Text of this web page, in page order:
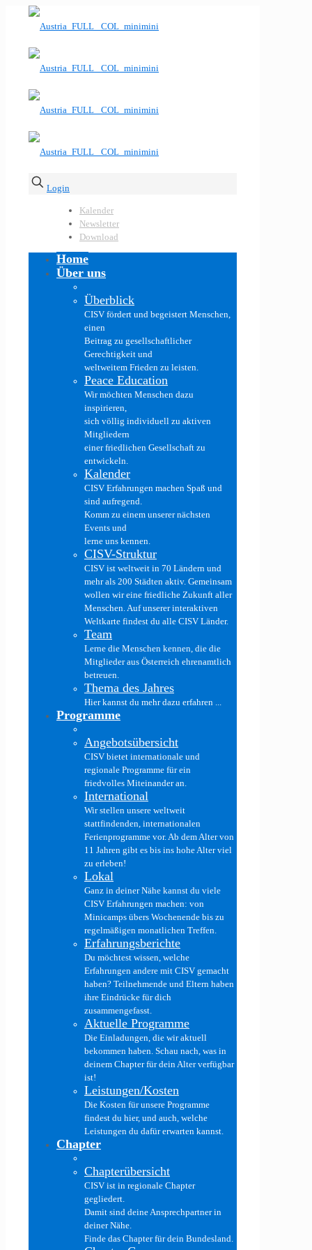
Login
Kalender
Newsletter
Download
Home
Über uns
Überblick
CISV fördert und begeistert Menschen,
einen
Beitrag zu gesellschaftlicher
Gerechtigkeit und
weltweitem Frieden zu leisten.
Peace Education
Wir möchten Menschen dazu
inspirieren,
sich völlig individuell zu aktiven
Mitgliedern
einer friedlichen Gesellschaft zu
entwickeln.
Kalender
CISV Erfahrungen machen Spaß und
sind aufregend.
Komm zu einem unserer nächsten
Events und
lerne uns kennen.
CISV-Struktur
CISV ist weltweit in 70 Ländern und
mehr als 200 Städten aktiv. Gemeinsam
wollen wir eine friedliche Zukunft aller
Menschen. Auf unserer interaktiven
Weltkarte findest du alle CISV Länder.
Team
Lerne die Menschen kennen, die die
Mitglieder aus Österreich ehrenamtlich
betreuen.
Thema des Jahres
Hier kannst du mehr dazu erfahren ...
Programme
Angebotsübersicht
CISV bietet internationale und
regionale Programme für ein
friedvolles Miteinander an.
International
Wir stellen unsere weltweit
stattfindenden, internationalen
Ferienprogramme vor. Ab dem Alter von
11 Jahren gibt es bis ins hohe Alter viel
zu erleben!
Lokal
Ganz in deiner Nähe kannst du viele
CISV Erfahrungen machen: von
Minicamps übers Wochenende bis zu
regelmäßigen monatlichen Treffen.
Erfahrungsberichte
Du möchtest wissen, welche
Erfahrungen andere mit CISV gemacht
haben? Teilnehmende und Eltern haben
ihre Eindrücke für dich
zusammengefasst.
Aktuelle Programme
Die Einladungen, die wir aktuell
bekommen haben. Schau nach, was in
deinem Chapter für dein Alter verfügbar
ist!
Leistungen/Kosten
Die Kosten für unsere Programme
findest du hier, und auch, welche
Leistungen du dafür erwarten kannst.
Chapter
Chapterübersicht
CISV ist in regionale Chapter
gegliedert.
Damit sind deine Ansprechpartner in
deiner Nähe.
Finde das Chapter für dein Bundesland.